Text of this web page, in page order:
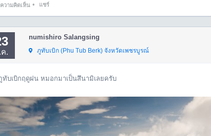
วามคิดเห็น• แชร์
.
numishiro Salangsing
ภูทับเบิก (Phu Tub Berk)จังหวัดเพชรบูรณ์
ทับเบิกฤดูฝน หมอกมาเป็นสึนามิเลยครับ